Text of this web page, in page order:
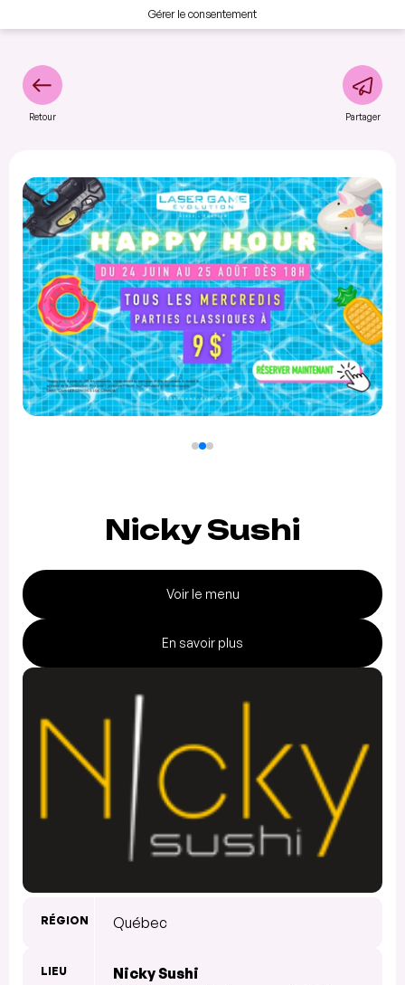
Gérer le consentement
Retour Partager
Nicky Sushi
Voir le menu
En savoir plus
RÉGION Québec
LIEU
Nicky Sushi